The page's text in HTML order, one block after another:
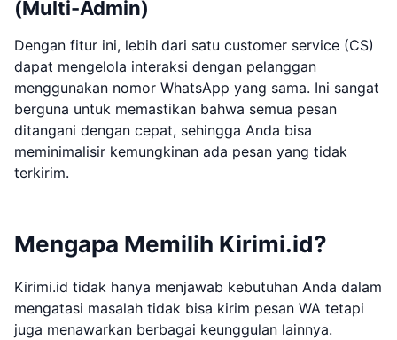
(Multi-Admin)
Dengan fitur ini, lebih dari satu customer service (CS)
dapat mengelola interaksi dengan pelanggan
menggunakan nomor WhatsApp yang sama. Ini sangat
berguna untuk memastikan bahwa semua pesan
ditangani dengan cepat, sehingga Anda bisa
meminimalisir kemungkinan ada pesan yang tidak
terkirim.
Mengapa Memilih Kirimi.id?
Kirimi.id tidak hanya menjawab kebutuhan Anda dalam
mengatasi masalah tidak bisa kirim pesan WA tetapi
juga menawarkan berbagai keunggulan lainnya.